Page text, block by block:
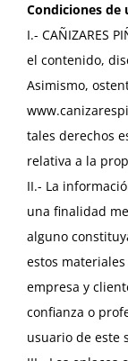
Condiciones de
I.- CAÑIZARES
el contenido,
Asimismo,
tales derechos
relativa a la
II.- La
una finalidad
alguno
estos
empresa y
confianza o
usuario de este